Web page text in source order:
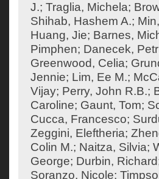
J.; Traglia, Michela;
Shihab, Hashem A.;
Huang, Jie; Barnes,
Pimphen; Danecek, Petr
Greenwood, Celia;
Jennie; Lim, Ee M.;
Vijay; Perry, John R.B.;
Caroline; Gaunt, Tom;
Cucca, Francesco;
Zeggini, Eleftheria;
Colin M.; Naitza, Silvia;
George; Durbin, Richard
Soranzo, Nicole;